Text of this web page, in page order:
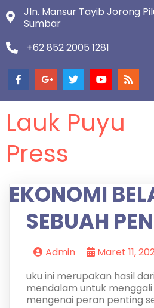
Jln. Mansur Tayib Jorong
Sumbar
+62 852 2005 1281
Lauk Puyu
Press
EKONOMI
SEBUAH
Admin Maret 11,
uku ini merupakan hasil
mendalam untuk menggali
mengenai peran penting